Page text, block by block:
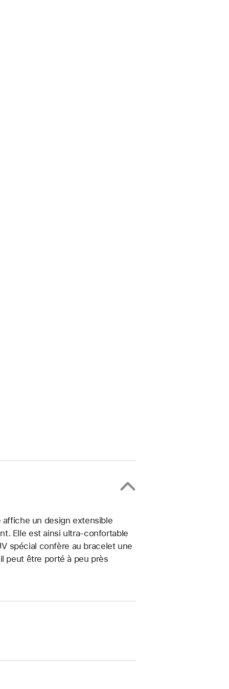
un design extensible
Elle est ainsi ultra-confortable
spécial confère au bracelet une
peut être porté à peu près